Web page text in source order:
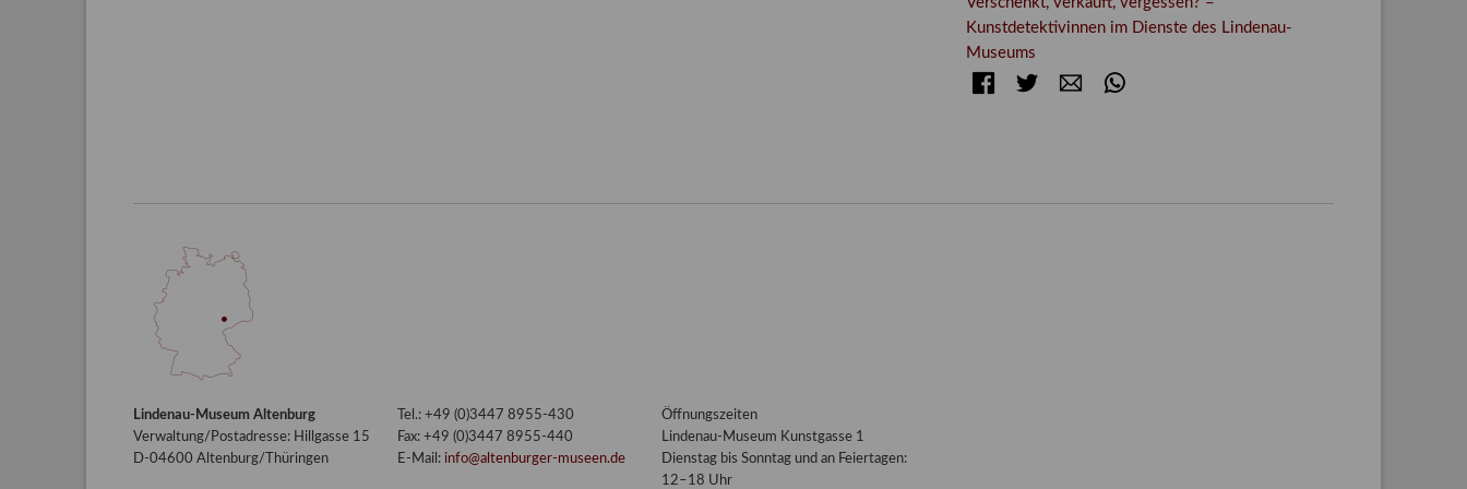
Kunstdetektivinnen im Dienste des Lindenau-
Museums
FacebookTwitter E-mail
Lindenau-Museum Altenburg
Verwaltung/Postadresse: Hillgasse 15
D-04600 Altenburg/Thüringen
Tel.: +49 (0)3447 8955-430
Fax: +49 (0)3447 8955-440
E-Mail: info@altenburger-museen.de
Öffnungszeiten
Lindenau-Museum Kunstgasse 1
Dienstag bis Sonntag und an Feiertagen:
12–18 Uhr